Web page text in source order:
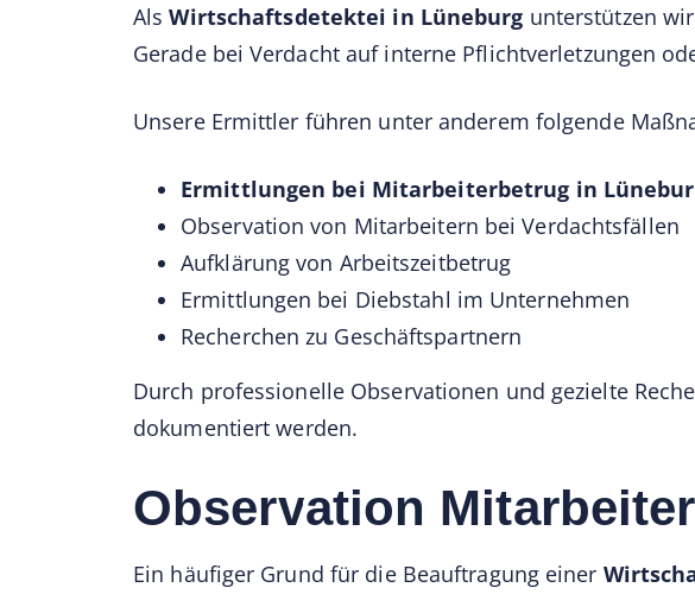
AlsWirtschaftsdetektei in Lüneburg unterstützen
Gerade bei Verdacht auf interne Pflichtverletzungen
Unsere Ermittler führen unter anderem folgende
Ermittlungen bei Mitarbeiterbetrug in
Observation von Mitarbeitern bei Verdachtsfällen
Aufklärung von Arbeitszeitbetrug
Ermittlungen bei Diebstahl im Unternehmen
Recherchen zu Geschäftspartnern
Durch professionelle Observationen und gezielte
dokumentiert werden.
Observation
Ein häufiger Grund für die Beauftragung einer